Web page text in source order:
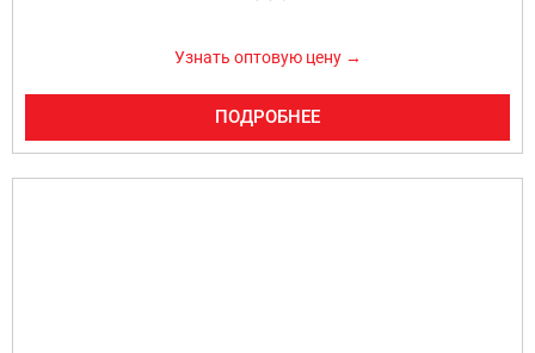
Узнать оптовую цену →
ПОДРОБНЕЕ